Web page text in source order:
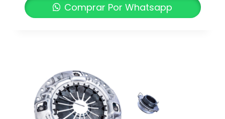
Comprar Por Whatsapp